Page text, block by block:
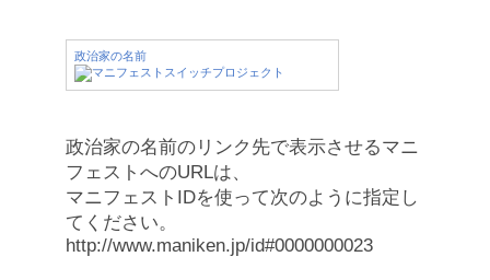
政治家の名前
政治家の名前のリンク先で表示させるマニ
フェストへのURLは、
マニフェストIDを使って次のように指定し
てください。
http://www.maniken.jp/id#0000000023